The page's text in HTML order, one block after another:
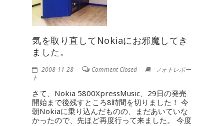
気を取り直してNokiaにお邪魔してき
ました。
2008-11-28 Comment Closed
フォトレポー
ト
さて、Nokia 5800XpressMusic、29日の発売
開始まで後残すところ8時間を切りました！ 今
朝Nokiaに乗り込んだものの、まだあいていな
かったので、先ほど再度行って来ました。 今度